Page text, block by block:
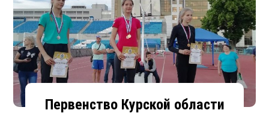
Первенство Курской области